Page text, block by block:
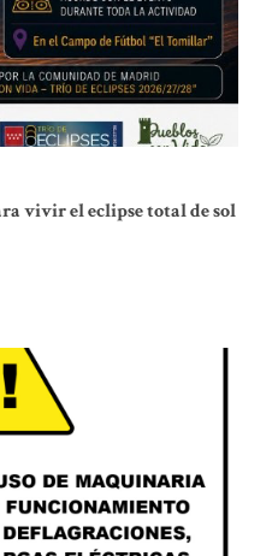
vivir el eclipse total de sol